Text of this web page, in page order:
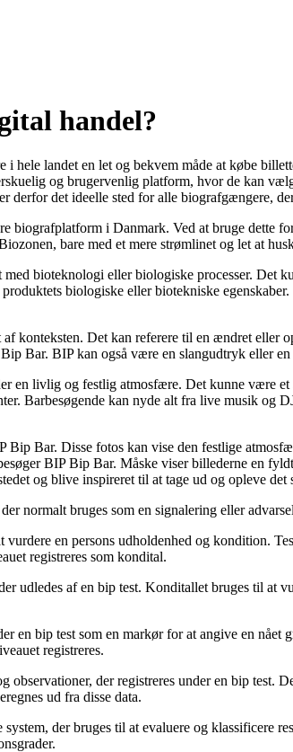
handel?
hele landet en let og bekvem måde at købe
og brugervenlig platform, hvor de kan
derfor det ideelle sted for alle biografgængere,
biografplatform i Danmark. Ved at bruge dette
bare med et mere strømlinet og let at
bioteknologi eller biologiske processer. Det
biologiske eller biotekniske
konteksten. Det kan referere til en ændret eller
Bar. BIP kan også være en slangudtryk eller
en livlig og festlig atmosfære. Det kunne være
Barbesøgende kan nyde alt fra live musik
Bar. Disse fotos kan vise den festlige
BIP Bip Bar. Måske viser billederne en
og blive inspireret til at tage ud og opleve det
normalt bruges som en signalering eller
en persons udholdenhed og kondition.
registreres som kondital.
udledes af en bip test. Konditallet bruges til at
en bip test som en markør for at angive en
registreres.
observationer, der registreres under en bip test.
ud fra disse data.
der bruges til at evaluere og klassificere